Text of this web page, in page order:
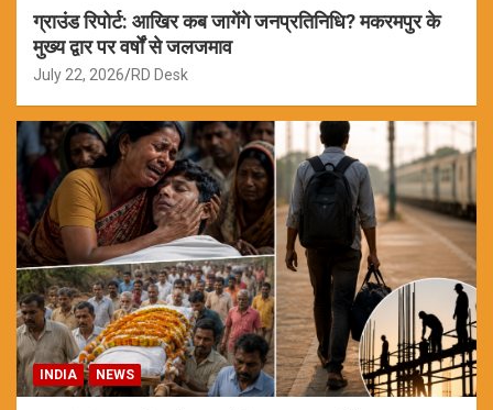
ग्राउंड रिपोर्ट: आखिर कब जागेंगे जनप्रतिनिधि? मकरमपुर के
मुख्य द्वार पर वर्षों से जलजमाव
July 22, 2026 RD Desk
INDIA NEWS